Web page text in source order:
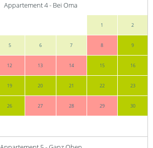
Appartement 4 - Bei Oma
1 2
5 6 7 8 9
12 13 14 15 16
19 20 21 22 23
26 27 28 29 30